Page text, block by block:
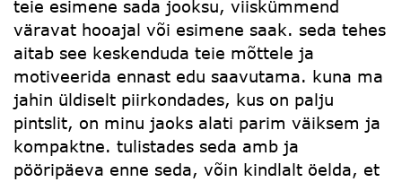
teie esimene sada jooksu, viiskümmend
väravat hooajal või esimene saak. seda tehes
aitab see keskenduda teie mõttele ja
motiveerida ennast edu saavutama. kuna ma
jahin üldiselt piirkondades, kus on palju
pintslit, on minu jaoks alati parim väiksem ja
kompaktne. tulistades seda amb ja
pööripäeva enne seda, võin kindlalt öelda, et